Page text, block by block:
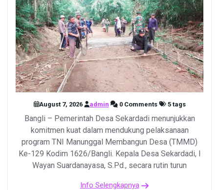
August 7, 2026 admin 0 Comments 5 tags
Bangli – Pemerintah Desa Sekardadi menunjukkan
komitmen kuat dalam mendukung pelaksanaan
program TNI Manunggal Membangun Desa (TMMD)
Ke-129 Kodim 1626/Bangli. Kepala Desa Sekardadi, I
Wayan Suardanayasa, S.Pd., secara rutin turun
Info Selengkapnya